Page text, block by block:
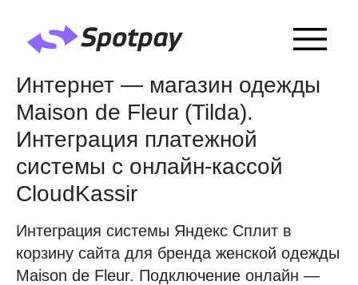
Интернет — магазин одежды
Maison de Fleur (Tilda).
Интеграция платежной
системы с онлайн-кассой
CloudKassir
Интеграция системы Яндекс Сплит в
корзину сайта для бренда женской одежды
Maison de Fleur. Подключение онлайн —